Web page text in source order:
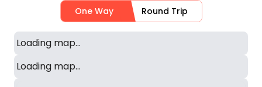
One Way Round Trip
Loading map...
Loading map...